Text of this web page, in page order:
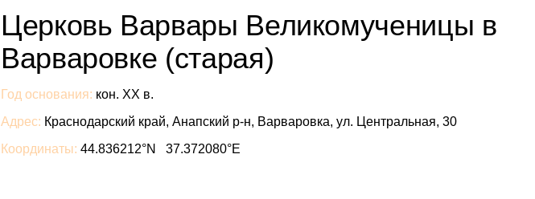
Церковь Варвары Великомученицы в
Варваровке (старая)
Год основания: кон. XX в.
Адрес: Краснодарский край, Анапский р-н, Варваровка, ул. Центральная, 30
Координаты: 44.836212°N 37.372080°E